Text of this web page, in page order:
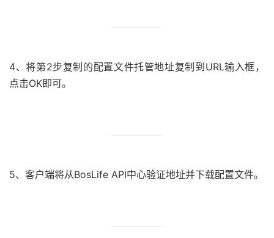
4、将第2步复制的配置文件托管地址复制到URL输入框，
点击OK即可。
5、客户端将从BosLife API中心验证地址并下载配置文件。